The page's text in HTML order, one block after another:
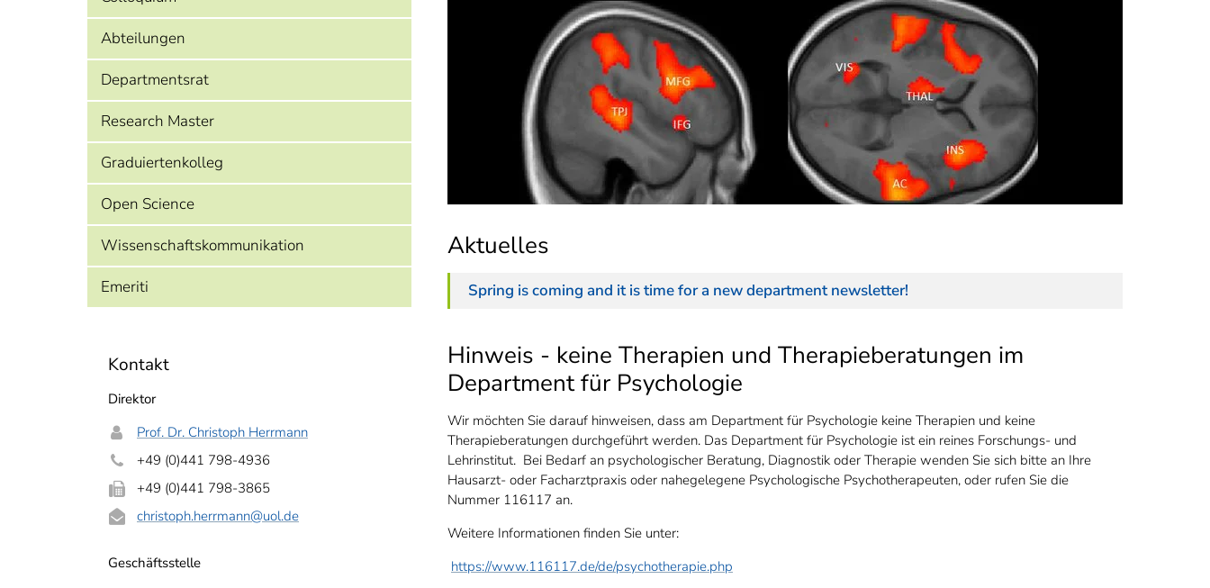
Abteilungen
Departmentsrat
Research Master
Graduiertenkolleg
Open Science
Wissenschaftskommunikation
Emeriti
Kontakt
Direktor
Prof. Dr. Christoph Herrmann
+49 (0)441 798-4936
+49 (0)441 798-3865
christoph.herrmann@uol.de
Geschäftsstelle
Aktuelles
Spring is coming and it is time for a new department newsletter!
Hinweis - keine Therapien und Therapieberatungen im
Department für Psychologie
Wir möchten Sie darauf hinweisen, dass am Department für Psychologie keine Therapien und keine
Therapieberatungen durchgeführt werden. Das Department für Psychologie ist ein reines Forschungs- und
Lehrinstitut. Bei Bedarf an psychologischer Beratung, Diagnostik oder Therapie wenden Sie sich bitte an Ihre
Hausarzt- oder Facharztpraxis oder nahegelegene Psychologische Psychotherapeuten, oder rufen Sie die
Nummer 116117 an.
Weitere Informationen finden Sie unter:
https://www.116117.de/de/psychotherapie.php